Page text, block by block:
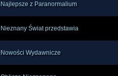
Najlepsze z Paranormalium
Nieznany Świat przedstawia
Nowości Wydawnicze